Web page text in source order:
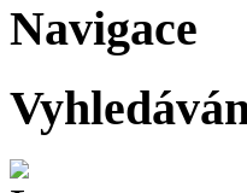
Navigace